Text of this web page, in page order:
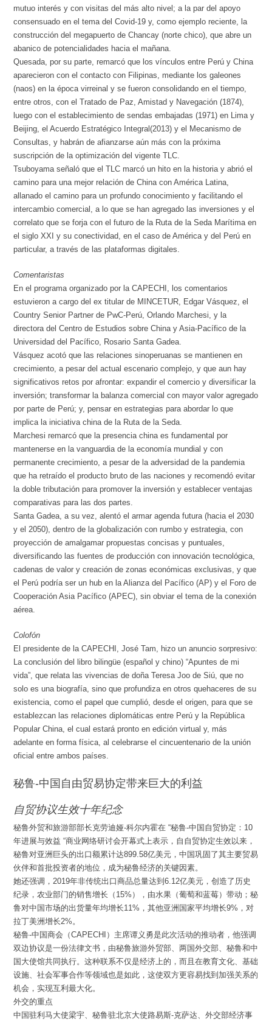
mutuo interés y con visitas del más alto nivel; a la par del apoyo
consensuado en el tema del Covid-19 y, como ejemplo reciente, la
construcción del megapuerto de Chancay (norte chico), que abre un
abanico de potencialidades hacia el mañana.
Quesada, por su parte, remarcó que los vínculos entre Perú y China
aparecieron con el contacto con Filipinas, mediante los galeones
(naos) en la época virreinal y se fueron consolidando en el tiempo,
entre otros, con el Tratado de Paz, Amistad y Navegación (1874),
luego con el establecimiento de sendas embajadas (1971) en Lima y
Beijing, el Acuerdo Estratégico Integral(2013) y el Mecanismo de
Consultas, y habrán de afianzarse aún más con la próxima
suscripción de la optimización del vigente TLC.
Tsuboyama señaló que el TLC marcó un hito en la historia y abrió el
camino para una mejor relación de China con América Latina,
allanado el camino para un profundo conocimiento y facilitando el
intercambio comercial, a lo que se han agregado las inversiones y el
correlato que se forja con el futuro de la Ruta de la Seda Marítima en
el siglo XXI y su conectividad, en el caso de América y del Perú en
particular, a través de las plataformas digitales.
Comentaristas
En el programa organizado por la CAPECHI, los comentarios
estuvieron a cargo del ex titular de MINCETUR, Edgar Vásquez, el
Country Senior Partner de PwC-Perú, Orlando Marchesi, y la
directora del Centro de Estudios sobre China y Asia-Pacífico de la
Universidad del Pacífico, Rosario Santa Gadea.
Vásquez acotó que las relaciones sinoperuanas se mantienen en
crecimiento, a pesar del actual escenario complejo, y que aun hay
significativos retos por afrontar: expandir el comercio y diversificar la
inversión; transformar la balanza comercial con mayor valor agregado
por parte de Perú; y, pensar en estrategias para abordar lo que
implica la iniciativa china de la Ruta de la Seda.
Marchesi remarcó que la presencia china es fundamental por
mantenerse en la vanguardia de la economía mundial y con
permanente crecimiento, a pesar de la adversidad de la pandemia
que ha retraído el producto bruto de las naciones y recomendó evitar
la doble tributación para promover la inversión y establecer ventajas
comparativas para las dos partes.
Santa Gadea, a su vez, alentó el armar agenda futura (hacia el 2030
y el 2050), dentro de la globalización con rumbo y estrategia, con
proyección de amalgamar propuestas concisas y puntuales,
diversificando las fuentes de producción con innovación tecnológica,
cadenas de valor y creación de zonas económicas exclusivas, y que
el Perú podría ser un hub en la Alianza del Pacífico (AP) y el Foro de
Cooperación Asia Pacífico (APEC), sin obviar el tema de la conexión
aérea.
Colofón
El presidente de la CAPECHI, José Tam, hizo un anuncio sorpresivo:
La conclusión del libro bilingüe (español y chino) “Apuntes de mi
vida”, que relata las vivencias de doña Teresa Joo de Siú, que no
solo es una biografía, sino que profundiza en otros quehaceres de su
existencia, como el papel que cumplió, desde el origen, para que se
establezcan las relaciones diplomáticas entre Perú y la República
Popular China, el cual estará pronto en edición virtual y, más
adelante en forma física, al celebrarse el cincuentenario de la unión
oficial entre ambos países.
秘鲁-中国自由贸易协定带来巨大的利益
自贸协议生效十年纪念
秘鲁外贸和旅游部部长克劳迪娅-科尔内霍在 “秘鲁-中国自贸协定：10
年进展与效益 “商业网络研讨会开幕式上表示，自自贸协定生效以来，
秘鲁对亚洲巨头的出口额累计达899.58亿美元，中国巩固了其主要贸易
伙伴和首批投资者的地位，成为秘鲁经济的关键因素。
她还强调，2019年非传统出口商品总量达到6.12亿美元，创造了历史
纪录，农业部门的销售增长（15%），由水果（葡萄和蓝莓）带动；秘
鲁对中国市场的出货量年均增长11%，其他亚洲国家平均增长9%，对
拉丁美洲增长2%。
秘鲁-中国商会（CAPECHI）主席谭义勇是此次活动的推动者，他强调
双边协议是一份法律文书，由秘鲁旅游外贸部、两国外交部、秘鲁和中
国大使馆共同执行。这种联系不仅是经济上的，而且在教育文化、基础
设施、社会军事合作等领域也是如此，这使双方更容易找到加强关系的
机会，实现互利最大化。
外交的重点
中国驻利马大使梁宇、秘鲁驻北京大使路易斯-克萨达、外交部经济事